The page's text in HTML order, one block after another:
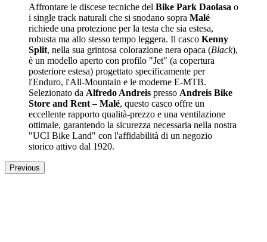
Affrontare le discese tecniche del Bike Park Daolasa o
i single track naturali che si snodano sopra Malé
richiede una protezione per la testa che sia estesa,
robusta ma allo stesso tempo leggera. Il casco Kenny
Split, nella sua grintosa colorazione nera opaca (Black),
è un modello aperto con profilo "Jet" (a copertura
posteriore estesa) progettato specificamente per
l'Enduro, l'All-Mountain e le moderne E-MTB.
Selezionato da Alfredo Andreis presso Andreis Bike
Store and Rent – Malé, questo casco offre un
eccellente rapporto qualità-prezzo e una ventilazione
ottimale, garantendo la sicurezza necessaria nella nostra
"UCI Bike Land" con l'affidabilità di un negozio
storico attivo dal 1920.
Previous